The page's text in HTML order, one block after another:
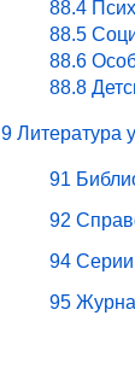
88.4
88.5
88.6
88.8
9 Литература
91
92
94
95